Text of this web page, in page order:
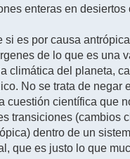
enteras en
es por causa
de lo que es
climática del planeta,
No se trata de
cuestión científica que
transiciones (cambios
dentro de un
que es justo lo que